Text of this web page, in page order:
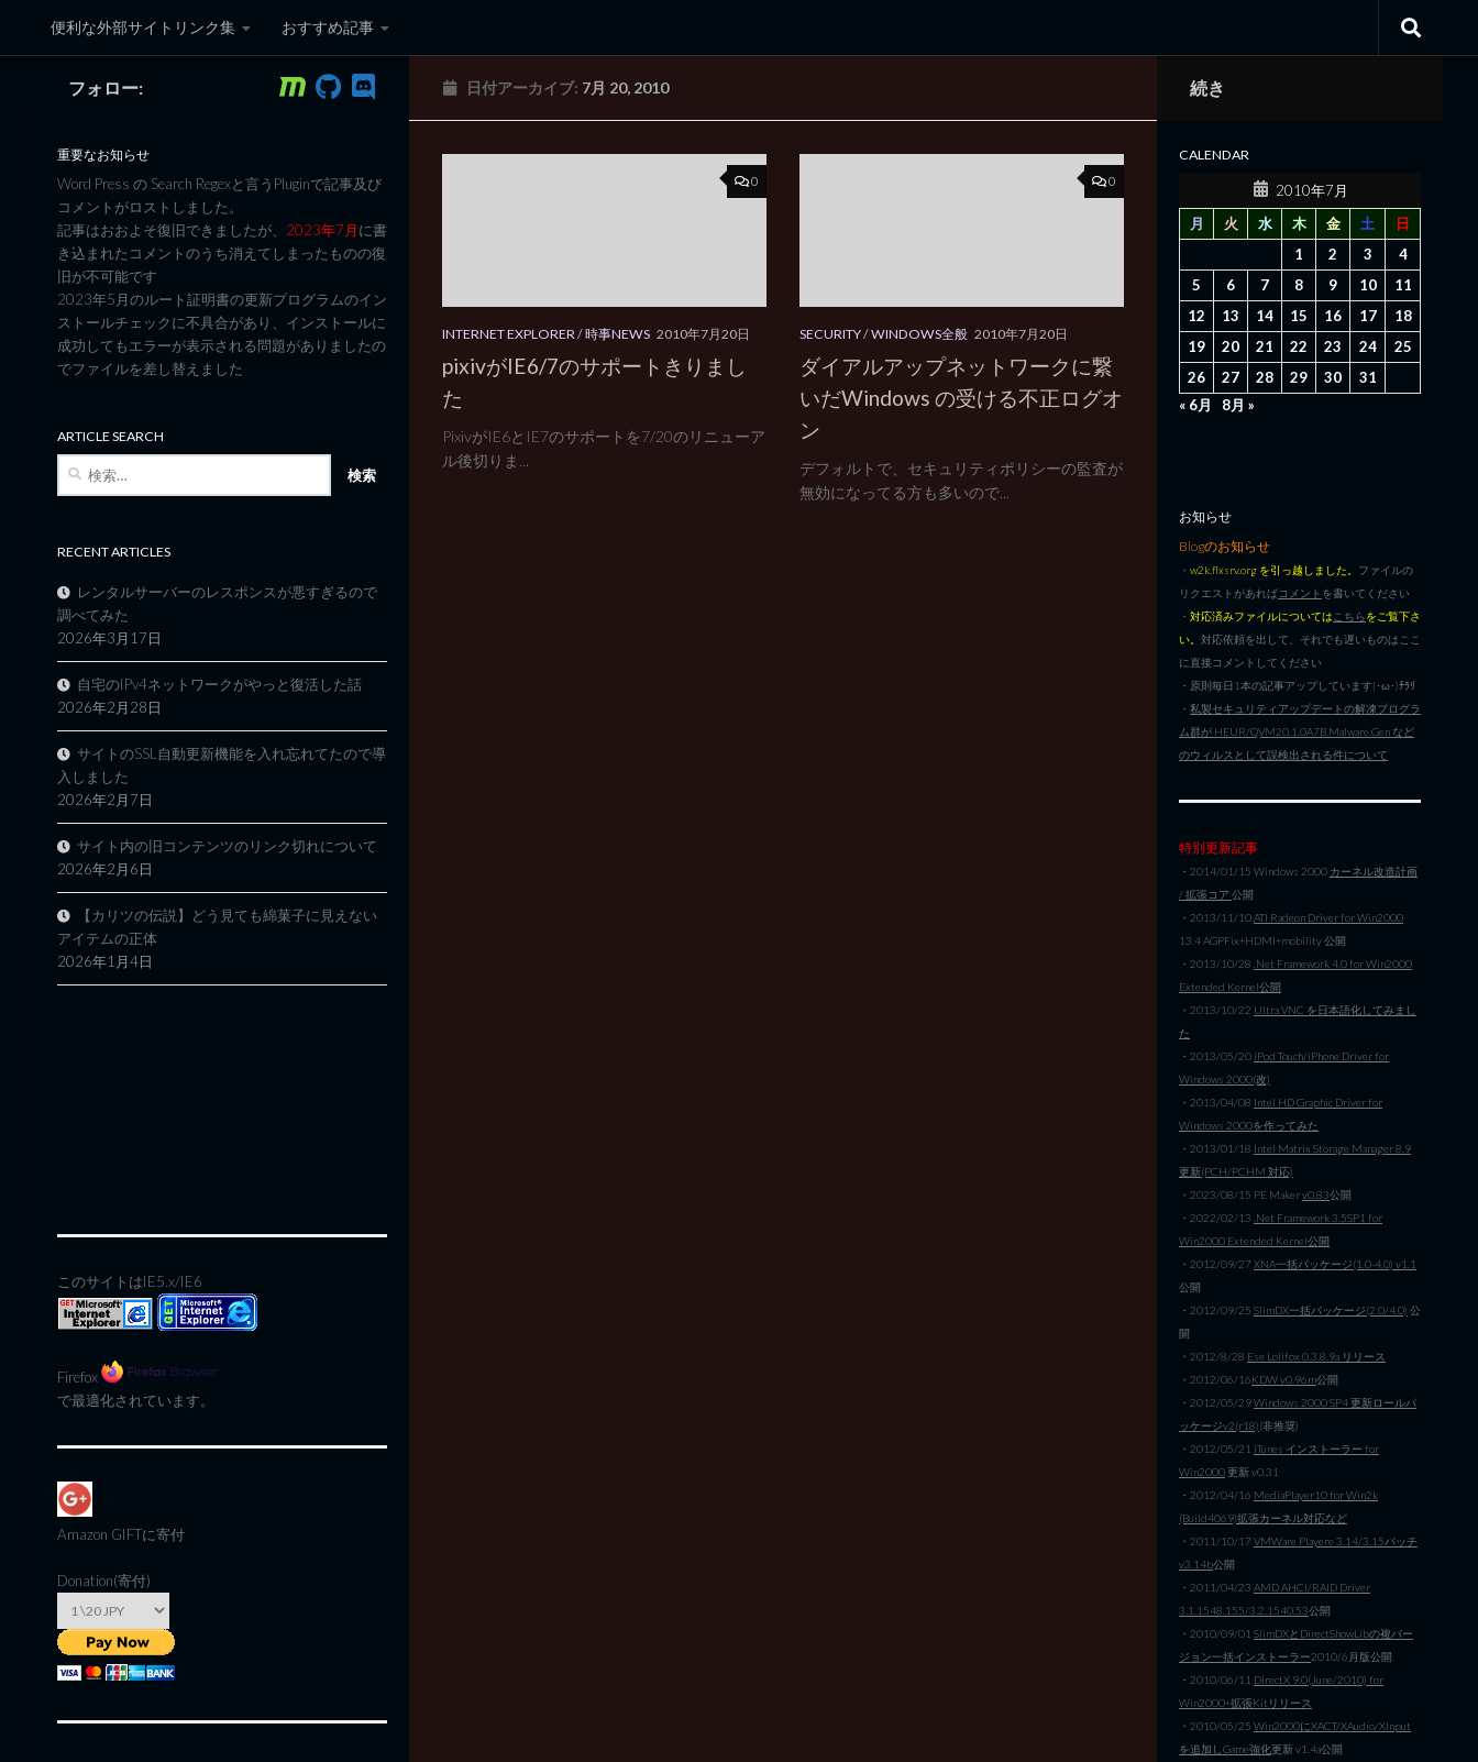
コンテンツへスキップ
便利な外部サイトリンク集 おすすめ記事
黒翼猫のコンピュータ日記 3rd Edition
日付アーカイブ: 7月 20, 2010
0
INTERNET EXPLORER/時事NEWS 2010年7月20日
pixivがIE6/7のサポートきりまし
た
PixivがIE6とIE7のサポートを7/20のリニューア
ル後切りま...
0
SECURITY/WINDOWS全般 2010年7月20日
ダイアルアップネットワークに繋
いだWindows の受ける不正ログオ
ン
デフォルトで、セキュリティポリシーの監査が
無効になってる方も多いので...
フォロー:
重要なお知らせ
Word Press の Search Regexと言うPluginで記事及び
コメントがロストしました。
記事はおおよそ復旧できましたが、 2023年7月に書
き込まれたコメントのうち消えてしまったものの復
旧が不可能です
2023年5月のルート証明書の更新プログラムのイン
ストールチェックに不具合があり、インストールに
成功してもエラーが表示される問題がありましたの
でファイルを差し替えました
ARTICLE SEARCH
RECENT ARTICLES
レンタルサーバーのレスポンスが悪すぎるので
調べてみた
2026年3月17日
自宅のIPv4ネットワークがやっと復活した話
2026年2月28日
サイトのSSL自動更新機能を入れ忘れてたので導
入しました
2026年2月7日
サイト内の旧コンテンツのリンク切れについて
2026年2月6日
【カリツの伝説】どう見ても綿菓子に見えない
アイテムの正体
2026年1月4日
このサイトはIE5.x/IE6
Firefox
で最適化されています。
Amazon GIFTに寄付
Donation(寄付)
続き
CALENDAR
2010年7月
月
火 水 木 金 土
日
1
2 3
4
5
6 7 8 9 10
11
12
13 14 15 16 17
18
19
20 21 22 23 24
25
26
27 28 29 30
31
« 6月
8月 »
お知らせ
Blogのお知らせ
・ w2k.flxsrv.org を引っ越しました。 ファイルの
リクエストがあればコメント を書いてください
・ 対応済みファイルについては こちらをご覧下さ
い。 対応依頼を出して、それでも遅いものはここ
に直接コメントしてください
・原則毎日1本の記事アップしています|･ω･)ﾁﾗﾘ
・ 私製セキュリティアップデートの解凍プログラ
ム群が HEUR/QVM20.1.0A7B.Malware.Gen など
のウィルスとして誤検出される件について
特別更新記事
・2014/01/15 Windows 2000 カーネル改造計画
/ 拡張コア 公開
・2013/11/10ATI Radeon Driver for Win2000
13.4 AGPFix+HDMI+mobility 公開
・2013/10/28 .Net Framework 4.0 for Win2000
Extended Kernel公開
・2013/10/22 Ultra VNC を日本語化してみまし
た
・2013/05/20 iPod Touch/iPhone Driver for
Windows 2000(改)
・2013/04/08 Intel HD Graphic Driver for
Windows 2000を作ってみた
・2013/01/18 Intel Matrix Storage Manager 8.9
更新(PCH/PCHM 対応)
・2023/08/15 PE Makerv0.83公開
・2022/02/13 .Net Framework 3.5SP1 for
Win2000 Extended Kernel公開
・2012/09/27XNA一括パッケージ(1.0-4.0) v1.1
公開
・2012/09/25 SlimDX一括パッケージ(2.0/4.0) 公
開
・2012/8/28 Ese Lolifox 0.3.8.9a リリース
・2012/06/16KDW v0.96m公開
・2012/05/29Windows 2000 SP4 更新ロールパ
ッケージv2(r18)(非推奨)
・2012/05/21 iTunes インストーラー for
Win2000更新 v0.31
・2012/04/16 MediaPlayer10 for Win2k
(Build4069)拡張カーネル対応など
・2011/10/17VMWare Playere 3.14/3.15パッチ
v3.14b公開
・2011/04/23 AMD AHCI/RAID Driver
3.1.1548.155/3.2.1540.53公開
・2010/09/01 SlimDXとDirectShowLibの複バー
ジョン一括インストーラー2010/6月版公開
・2010/06/11 DirectX 9.0(June/2010) for
Win2000+拡張Kitリリース
・2010/05/25 Win2000にXACT/XAudio/XInput
を追加しGame強化更新 v1.4a公開